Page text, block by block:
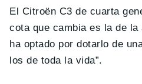
El Citroën C3 de cuarta
cota que cambia es la de la
ha optado por dotarlo de
los de toda la vida”.